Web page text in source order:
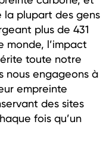
plupart des gens
plus de 431
monde, l’impact
toute notre
nous engageons à
empreinte
des sites
fois qu’un